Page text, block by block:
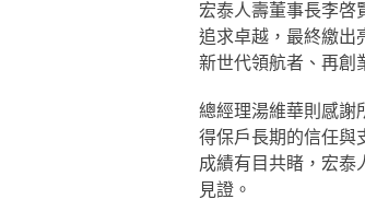
宏泰人壽董事長李啓
追求卓越，最終繳出
新世代領航者、再創
總經理湯維華則感謝
得保戶長期的信任與
成績有目共睹，宏泰
見證。